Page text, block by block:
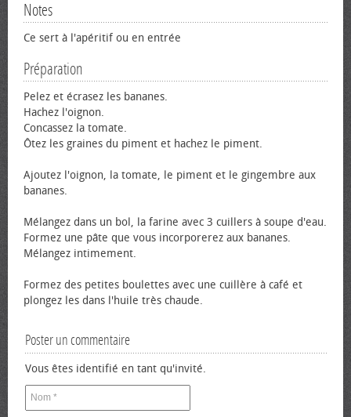
Notes
Ce sert à l'apéritif ou en entrée
Préparation
Pelez et écrasez les bananes.
Hachez l'oignon.
Concassez la tomate.
Ôtez les graines du piment et hachez le piment.
Ajoutez l'oignon, la tomate, le piment et le gingembre aux
bananes.
Mélangez dans un bol, la farine avec 3 cuillers à soupe d'eau.
Formez une pâte que vous incorporerez aux bananes.
Mélangez intimement.
Formez des petites boulettes avec une cuillère à café et
plongez les dans l'huile très chaude.
Poster un commentaire
Vous êtes identifié en tant qu'invité.